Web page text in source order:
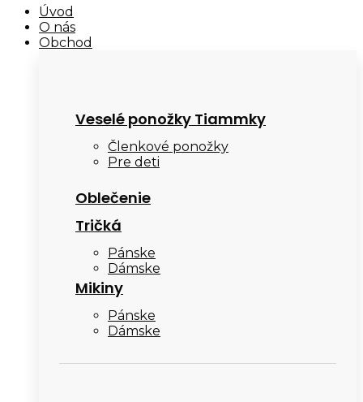
Úvod
O nás
Obchod
Veselé ponožky Tiammky
Členkové ponožky
Pre deti
Oblečenie
Tričká
Pánske
Dámske
Mikiny
Pánske
Dámske